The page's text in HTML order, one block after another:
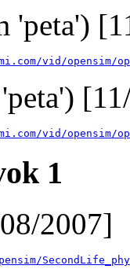
'peta')
vid/opensim/
vid/opensim/
1
2007]